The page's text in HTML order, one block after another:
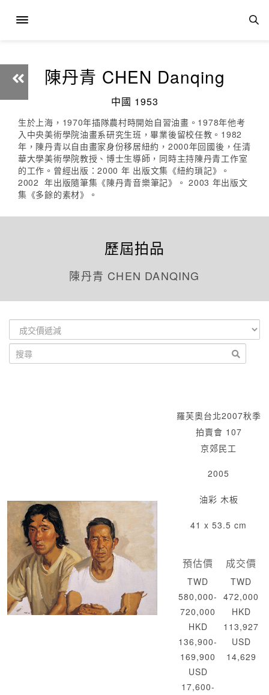
陳丹青 CHEN Danqing
中國 1953
生於上海，1970年插隊農村時開始自習油畫。1978年他考
入中央美術學院油畫系研究生班，畢業後留校任教。1982
年，陳丹青以自由畫家身份移居紐約，2000年回國後，任清
華大學美術學院教授、博士生導師，同時主持陳丹青工作室
的工作。曾經出版：2000 年 出版文集《紐約瑣記》。
2002 年出版隨筆集《陳丹青音樂筆記》。 2003 年出版文
集《多餘的素材》。
歷屆拍品
陳丹青 CHEN DANQING
羅芙奧台北2007秋季
拍賣會 107
京郊民工
2005
油彩 木板
41 x 53.5 cm
預估價
TWD
580,000-
720,000
HKD
136,900-
169,900
USD
17,600-
成交價
TWD
472,000
HKD
113,927
USD
14,629